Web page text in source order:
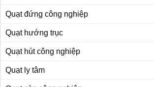
Quạt đứng công nghiệp
Quạt hướng trục
Quạt hút công nghiệp
Quạt ly tâm